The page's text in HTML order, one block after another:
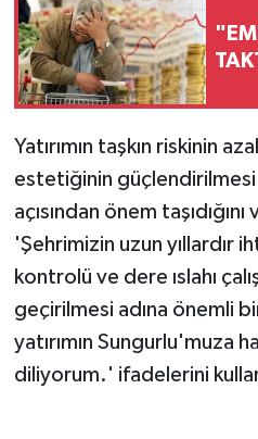
Yatırımın taşkın riskinin
estetiğinin güçlendirilmesi
açısından önem
'Şehrimizin uzun yıllardır
kontrolü ve dere ıslahı
geçirilmesi adına önemli bir
yatırımın Sungurlu'muza
diliyorum.' ifadelerini